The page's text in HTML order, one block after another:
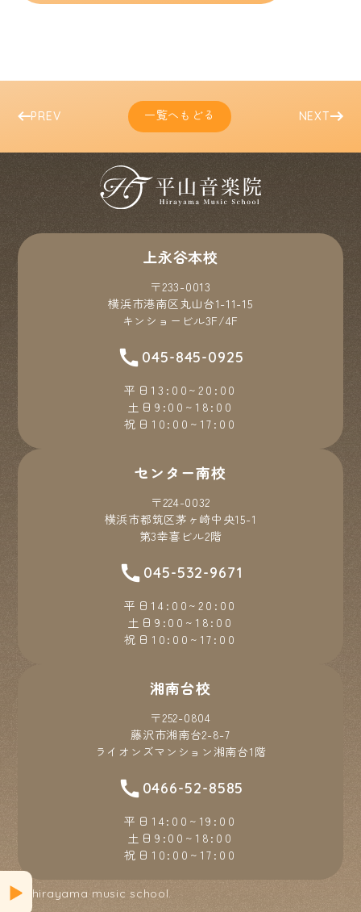
PREV 一覧へもどる NEXT
上永谷本校
〒233-0013
横浜市港南区丸山台1-11-15
キンショービル3F/4F
045-845-0925
平日13:00~20:00
土日9:00~18:00
祝日10:00~17:00
センター南校
〒224-0032
横浜市都筑区茅ヶ崎中央15-1
第3幸喜ビル2階
045-532-9671
平日14:00~20:00
土日9:00~18:00
祝日10:00~17:00
湘南台校
〒252-0804
藤沢市湘南台2-8-7
ライオンズマンション湘南台1階
0466-52-8585
平日14:00~19:00
土日9:00~18:00
祝日10:00~17:00
© hirayama music school.